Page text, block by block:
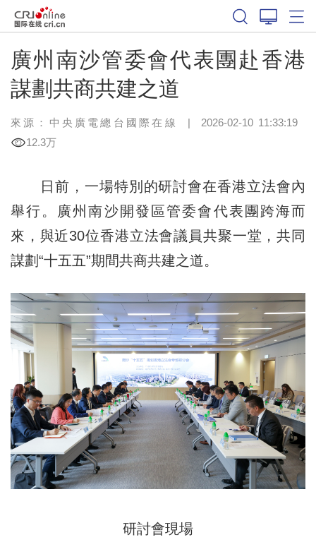
廣州南沙管委會代表團赴香港
謀劃共商共建之道
來源：中央廣電總台國際在線 | 2026-02-10 11:33:19
12.3万
日前，一場特別的研討會在香港立法會內
舉行。廣州南沙開發區管委會代表團跨海而
來，與近30位香港立法會議員共聚一堂，共同
謀劃“十五五”期間共商共建之道。
研討會現場